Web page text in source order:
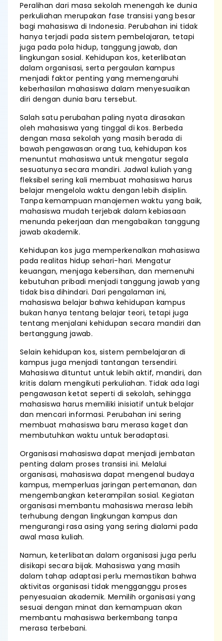
Peralihan dari masa sekolah menengah ke dunia
perkuliahan merupakan fase transisi yang besar
bagi mahasiswa di Indonesia. Perubahan ini tidak
hanya terjadi pada sistem pembelajaran, tetapi
juga pada pola hidup, tanggung jawab, dan
lingkungan sosial. Kehidupan kos, keterlibatan
dalam organisasi, serta pergaulan kampus
menjadi faktor penting yang memengaruhi
keberhasilan mahasiswa dalam menyesuaikan
diri dengan dunia baru tersebut.
Salah satu perubahan paling nyata dirasakan
oleh mahasiswa yang tinggal di kos. Berbeda
dengan masa sekolah yang masih berada di
bawah pengawasan orang tua, kehidupan kos
menuntut mahasiswa untuk mengatur segala
sesuatunya secara mandiri. Jadwal kuliah yang
fleksibel sering kali membuat mahasiswa harus
belajar mengelola waktu dengan lebih disiplin.
Tanpa kemampuan manajemen waktu yang baik,
mahasiswa mudah terjebak dalam kebiasaan
menunda pekerjaan dan mengabaikan tanggung
jawab akademik.
Kehidupan kos juga memperkenalkan mahasiswa
pada realitas hidup sehari-hari. Mengatur
keuangan, menjaga kebersihan, dan memenuhi
kebutuhan pribadi menjadi tanggung jawab yang
tidak bisa dihindari. Dari pengalaman ini,
mahasiswa belajar bahwa kehidupan kampus
bukan hanya tentang belajar teori, tetapi juga
tentang menjalani kehidupan secara mandiri dan
bertanggung jawab.
Selain kehidupan kos, sistem pembelajaran di
kampus juga menjadi tantangan tersendiri.
Mahasiswa dituntut untuk lebih aktif, mandiri, dan
kritis dalam mengikuti perkuliahan. Tidak ada lagi
pengawasan ketat seperti di sekolah, sehingga
mahasiswa harus memiliki inisiatif untuk belajar
dan mencari informasi. Perubahan ini sering
membuat mahasiswa baru merasa kaget dan
membutuhkan waktu untuk beradaptasi.
Organisasi mahasiswa dapat menjadi jembatan
penting dalam proses transisi ini. Melalui
organisasi, mahasiswa dapat mengenal budaya
kampus, memperluas jaringan pertemanan, dan
mengembangkan keterampilan sosial. Kegiatan
organisasi membantu mahasiswa merasa lebih
terhubung dengan lingkungan kampus dan
mengurangi rasa asing yang sering dialami pada
awal masa kuliah.
Namun, keterlibatan dalam organisasi juga perlu
disikapi secara bijak. Mahasiswa yang masih
dalam tahap adaptasi perlu memastikan bahwa
aktivitas organisasi tidak mengganggu proses
penyesuaian akademik. Memilih organisasi yang
sesuai dengan minat dan kemampuan akan
membantu mahasiswa berkembang tanpa
merasa terbebani.